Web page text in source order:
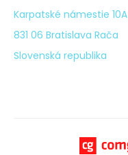
Karpatské námestie 10A
831 06 Bratislava Rača
Slovenská republika